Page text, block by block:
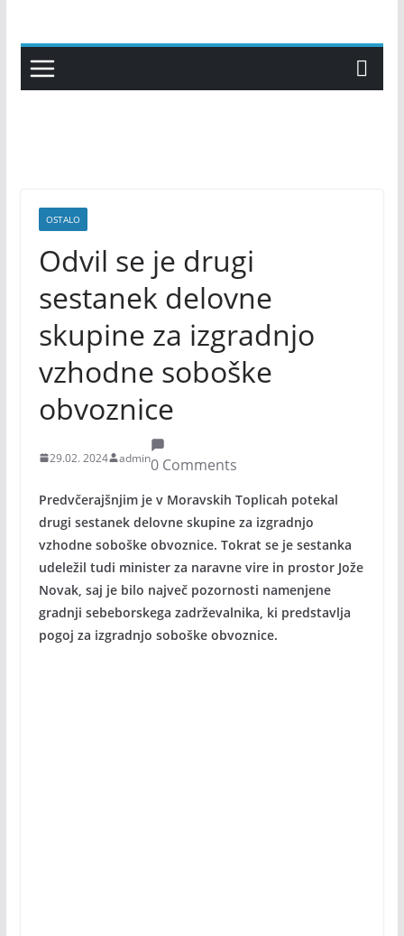
content
OSTALO
Odvil se je drugi
sestanek delovne
skupine za izgradnjo
vzhodne soboške
obvoznice
29.02. 2024 admin0 Comments
Predvčerajšnjim je v Moravskih Toplicah potekal
drugi sestanek delovne skupine za izgradnjo
vzhodne soboške obvoznice. Tokrat se je sestanka
udeležil tudi minister za naravne vire in prostor Jože
Novak, saj je bilo največ pozornosti namenjene
gradnji sebeborskega zadrževalnika, ki predstavlja
pogoj za izgradnjo soboške obvoznice.